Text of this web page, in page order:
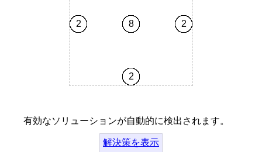
2 8 2
2
有効なソリューションが自動的に検出されます。
解決策を表示